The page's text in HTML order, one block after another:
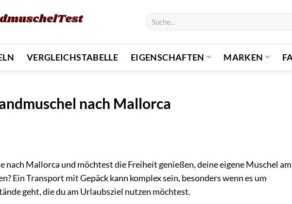
Suchen
nach:
VERGLEICHSTABELLE EIGENSCHAFTEN MARKEN
nach Mallorca
nach Mallorca und möchtest die Freiheit genießen, deine eigene Muschel am
Ein Transport mit Gepäck kann komplex sein, besonders wenn es um
geht, die du am Urlaubsziel nutzen möchtest.